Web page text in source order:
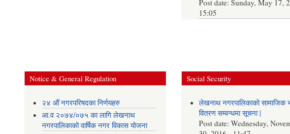
Post date:Sunday, May 17,
15:05
Notice & General Regulation
२४ औं नगरपरिषदका निर्णयहरु
आ.व २०७४/०७५ का लागि लेखनाथ
नगरपालिकाको वार्षिक नगर विकास योजना
Social Security
लेखनाथ नगरपालिकाको सामाजिक
वितरण सम्वन्धमा सूचना |
Post date:Wednesday,